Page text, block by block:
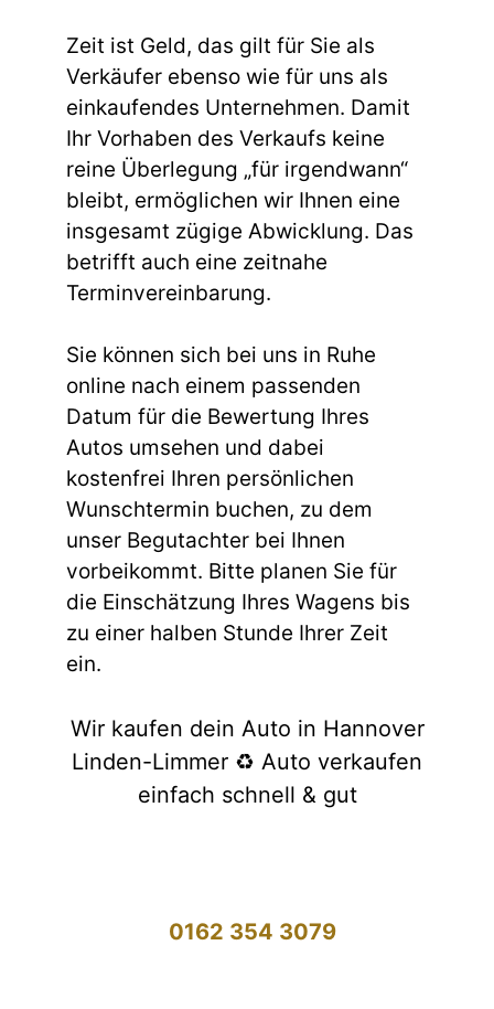
Zeit ist Geld, das gilt für Sie als
Verkäufer ebenso wie für uns als
einkaufendes Unternehmen. Damit
Ihr Vorhaben des Verkaufs keine
reine Überlegung „für irgendwann“
bleibt, ermöglichen wir Ihnen eine
insgesamt zügige Abwicklung. Das
betrifft auch eine zeitnahe
Terminvereinbarung.
Sie können sich bei uns in Ruhe
online nach einem passenden
Datum für die Bewertung Ihres
Autos umsehen und dabei
kostenfrei Ihren persönlichen
Wunschtermin buchen, zu dem
unser Begutachter bei Ihnen
vorbeikommt. Bitte planen Sie für
die Einschätzung Ihres Wagens bis
zu einer halben Stunde Ihrer Zeit
ein.
Wir kaufen dein Auto in Hannover
Linden-Limmer ♻️ Auto verkaufen
einfach schnell & gut
0162 354 3079